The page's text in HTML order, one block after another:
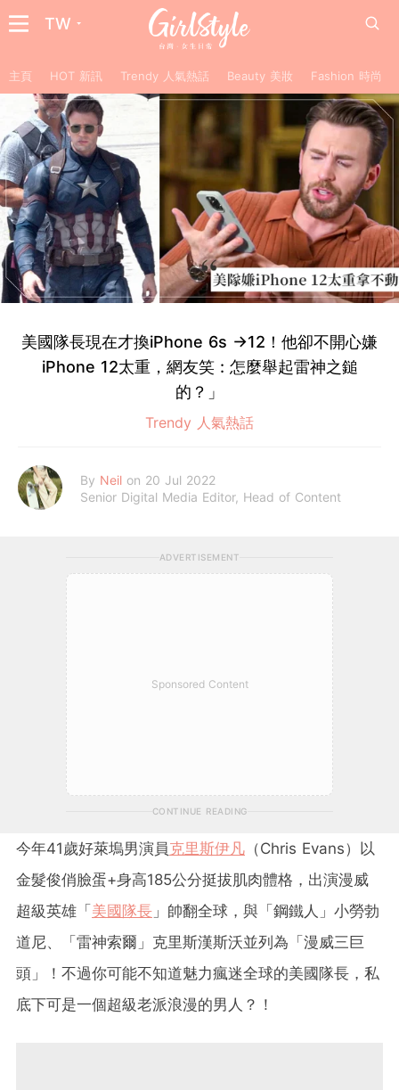
TW
主頁 HOT 新訊 Trendy 人氣熱話 Beauty 美妝 Fashion 時尚
美國隊長現在才換iPhone 6s →12！他卻不開心嫌
iPhone 12太重，網友笑 : 怎麼舉起雷神之鎚
的？」
Trendy 人氣熱話
By Neil on 20 Jul 2022
Senior Digital Media Editor, Head of Content
ADVERTISEMENT
Sponsored Content
CONTINUE READING
今年41歲好萊塢男演員克里斯伊凡 （Chris Evans）以
金髮俊俏臉蛋+身高185公分挺拔肌肉體格，出演漫威
超級英雄「美國隊長 」帥翻全球，與「鋼鐵人」小勞勃
道尼、「雷神索爾」克里斯漢斯沃並列為「漫威三巨
頭」！不過你可能不知道魅力瘋迷全球的美國隊長，私
底下可是一個超級老派浪漫的男人？！